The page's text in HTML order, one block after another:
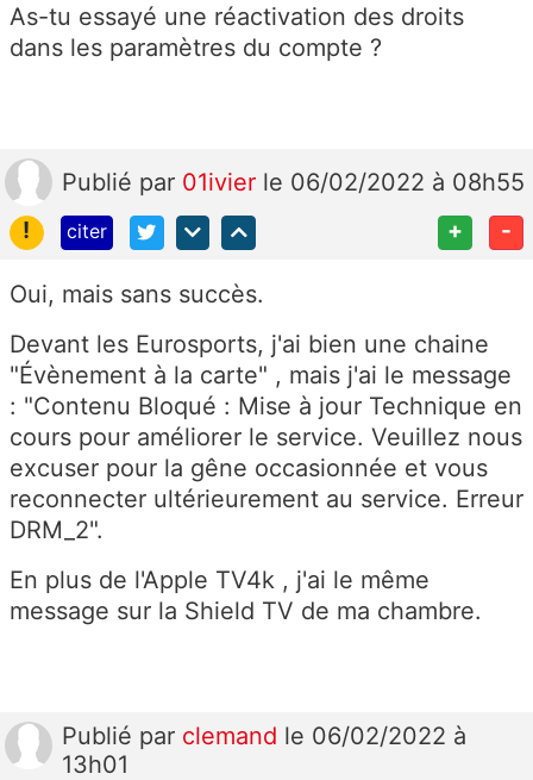
As-tu essayé une réactivation des droits
dans les paramètres du compte ?
Publié par 01ivier le 06/02/2022 à 08h55
!
citer + -
Oui, mais sans succès.
Devant les Eurosports, j'ai bien une chaine
"Évènement à la carte" , mais j'ai le message
: "Contenu Bloqué : Mise à jour Technique en
cours pour améliorer le service. Veuillez nous
excuser pour la gêne occasionnée et vous
reconnecter ultérieurement au service. Erreur
DRM_2".
En plus de l'Apple TV4k , j'ai le même
message sur la Shield TV de ma chambre.
Publié par clemand le 06/02/2022 à
13h01